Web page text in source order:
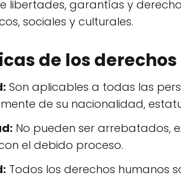
libertades, garantías y
sociales y culturales.
de los
Son aplicables a todas las
de su nacionalidad,
No pueden ser arrebatados,
el debido proceso.
Todos los derechos humanos